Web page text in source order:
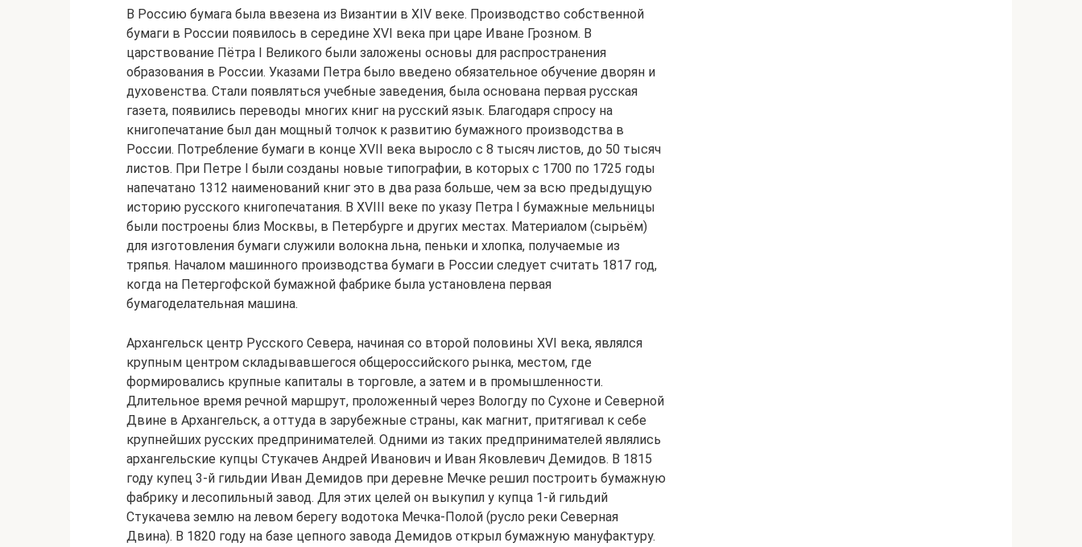
В Россию бумага была ввезена из Византии в XIV веке. Производство собственной
бумаги в России появилось в середине XVI века при царе Иване Грозном. В
царствование Пётра I Великого были заложены основы для распространения
образования в России. Указами Петра было введено обязательное обучение дворян и
духовенства. Стали появляться учебные заведения, была основана первая русская
газета, появились переводы многих книг на русский язык. Благодаря спросу на
книгопечатание был дан мощный толчок к развитию бумажного производства в
России. Потребление бумаги в конце XVII века выросло с 8 тысяч листов, до 50 тысяч
листов. При Петре I были созданы новые типографии, в которых с 1700 по 1725 годы
напечатано 1312 наименований книг это в два раза больше, чем за всю предыдущую
историю русского книгопечатания. В XVIII веке по указу Петра I бумажные мельницы
были построены близ Москвы, в Петербурге и других местах. Материалом (сырьём)
для изготовления бумаги служили волокна льна, пеньки и хлопка, получаемые из
тряпья. Началом машинного производства бумаги в России следует считать 1817 год,
когда на Петергофской бумажной фабрике была установлена первая
бумагоделательная машина.
Архангельск центр Русского Севера, начиная со второй половины XVI века, являлся
крупным центром складывавшегося общероссийского рынка, местом, где
формировались крупные капиталы в торговле, а затем и в промышленности.
Длительное время речной маршрут, проложенный через Вологду по Сухоне и Северной
Двине в Архангельск, а оттуда в зарубежные страны, как магнит, притягивал к себе
крупнейших русских предпринимателей. Одними из таких предпринимателей являлись
архангельские купцы Стукачев Андрей Иванович и Иван Яковлевич Демидов. В 1815
году купец 3-й гильдии Иван Демидов при деревне Мечке решил построить бумажную
фабрику и лесопильный завод. Для этих целей он выкупил у купца 1-й гильдий
Стукачева землю на левом берегу водотока Мечка-Полой (русло реки Северная
Двина). В 1820 году на базе цепного завода Демидов открыл бумажную мануфактуру.